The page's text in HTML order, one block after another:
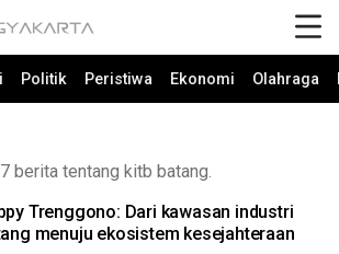
Politik Peristiwa Ekonomi Olahraga
berita tentang kitb batang.
Trenggono: Dari kawasan industri
menuju ekosistem kesejahteraan